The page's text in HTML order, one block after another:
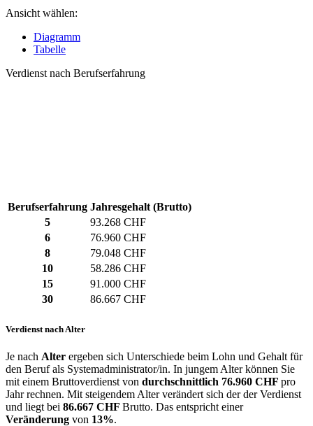
Ansicht wählen:
Diagramm
Tabelle
Verdienst nach Berufserfahrung
Berufserfahrung Jahresgehalt (Brutto)
5
93.268 CHF
6
76.960 CHF
8
79.048 CHF
10
58.286 CHF
15
91.000 CHF
30
86.667 CHF
Verdienst nach Alter
Je nach Alter ergeben sich Unterschiede beim Lohn und Gehalt für
den Beruf als Systemadministrator/in. In jungem Alter können Sie
mit einem Bruttoverdienst von durchschnittlich 76.960 CHF pro
Jahr rechnen. Mit steigendem Alter verändert sich der der Verdienst
und liegt bei 86.667 CHF Brutto. Das entspricht einer
Veränderung von 13%.